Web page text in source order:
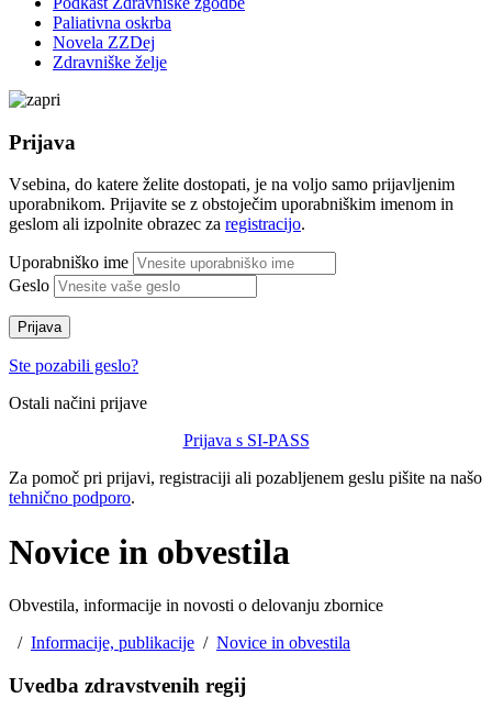
Paliativna oskrba
Novela ZZDej
Zdravniške želje
Prijava
Vsebina, do katere želite dostopati, je na voljo samo prijavljenim
uporabnikom. Prijavite se z obstoječim uporabniškim imenom in
geslom ali izpolnite obrazec za registracijo.
Uporabniško ime
Geslo
Prijava
Ste pozabili geslo?
Ostali načini prijave
Prijava s SI-PASS
Za pomoč pri prijavi, registraciji ali pozabljenem geslu pišite na našo
tehnično podporo.
Novice in obvestila
Obvestila, informacije in novosti o delovanju zbornice
/ Informacije, publikacije / Novice in obvestila
Uvedba zdravstvenih regij